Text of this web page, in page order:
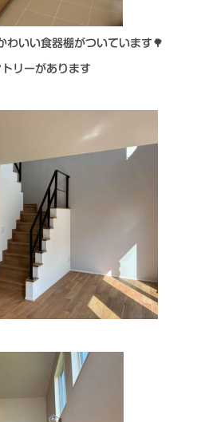
わいい食器棚がついています🌳
リーがあります